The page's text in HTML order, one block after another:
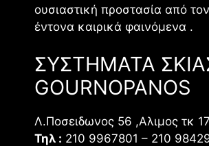
ουσιαστική προστασία από
έντονα καιρικά φαινόμενα .
ΣΥΣΤΗΜΑΤΑ
GOURNOPANOS
Λ.Ποσειδωνος 56 ,Αλιμος τκ
Τηλ : 210 9967801 – 210